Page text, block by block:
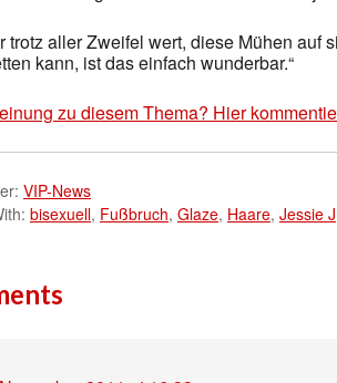
trotz aller Zweifel wert, diese Mühen auf
kann, ist das einfach wunderbar.“
zu diesem Thema? Hier
VIP-News
bisexuell, Fußbruch, Glaze, Haare, Jessie J